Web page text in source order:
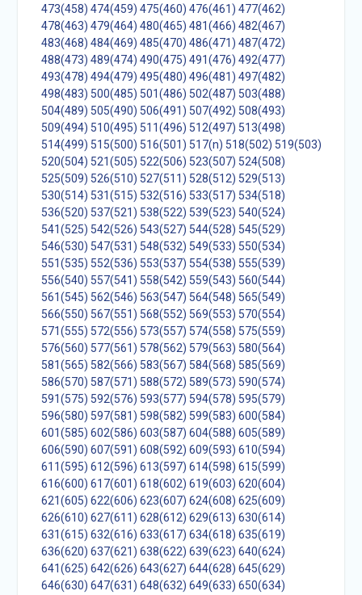
473(458) 474(459) 475(460) 476(461) 477(462)
478(463) 479(464) 480(465) 481(466) 482(467)
483(468) 484(469) 485(470) 486(471) 487(472)
488(473) 489(474) 490(475) 491(476) 492(477)
493(478) 494(479) 495(480) 496(481) 497(482)
498(483) 500(485) 501(486) 502(487) 503(488)
504(489) 505(490) 506(491) 507(492) 508(493)
509(494) 510(495) 511(496) 512(497) 513(498)
514(499) 515(500) 516(501) 517(n) 518(502) 519(503)
520(504) 521(505) 522(506) 523(507) 524(508)
525(509) 526(510) 527(511) 528(512) 529(513)
530(514) 531(515) 532(516) 533(517) 534(518)
536(520) 537(521) 538(522) 539(523) 540(524)
541(525) 542(526) 543(527) 544(528) 545(529)
546(530) 547(531) 548(532) 549(533) 550(534)
551(535) 552(536) 553(537) 554(538) 555(539)
556(540) 557(541) 558(542) 559(543) 560(544)
561(545) 562(546) 563(547) 564(548) 565(549)
566(550) 567(551) 568(552) 569(553) 570(554)
571(555) 572(556) 573(557) 574(558) 575(559)
576(560) 577(561) 578(562) 579(563) 580(564)
581(565) 582(566) 583(567) 584(568) 585(569)
586(570) 587(571) 588(572) 589(573) 590(574)
591(575) 592(576) 593(577) 594(578) 595(579)
596(580) 597(581) 598(582) 599(583) 600(584)
601(585) 602(586) 603(587) 604(588) 605(589)
606(590) 607(591) 608(592) 609(593) 610(594)
611(595) 612(596) 613(597) 614(598) 615(599)
616(600) 617(601) 618(602) 619(603) 620(604)
621(605) 622(606) 623(607) 624(608) 625(609)
626(610) 627(611) 628(612) 629(613) 630(614)
631(615) 632(616) 633(617) 634(618) 635(619)
636(620) 637(621) 638(622) 639(623) 640(624)
641(625) 642(626) 643(627) 644(628) 645(629)
646(630) 647(631) 648(632) 649(633) 650(634)